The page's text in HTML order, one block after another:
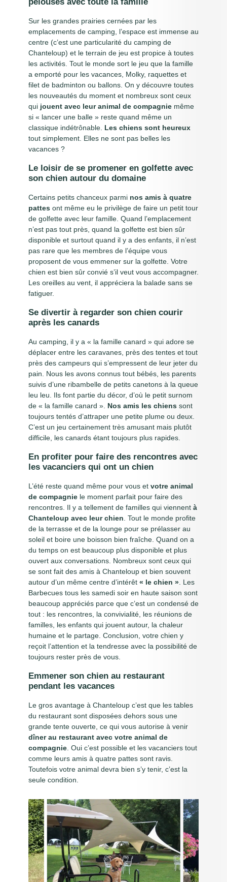
Sur les grandes prairies cernées par les
emplacements de camping, l’espace est immense au
centre (c’est une particularité du camping de
Chanteloup) et le terrain de jeu est propice à toutes
les activités. Tout le monde sort le jeu que la famille
a emporté pour les vacances, Molky, raquettes et
filet de badminton ou ballons. On y découvre toutes
les nouveautés du moment et nombreux sont ceux
qui jouent avec leur animal de compagnie même
si « lancer une balle » reste quand même un
classique indétrônable. Les chiens sont heureux
tout simplement. Elles ne sont pas belles les
vacances ?
Le loisir de se promener en golfette avec
son chien autour du domaine
Certains petits chanceux parmi nos amis à quatre
pattes ont même eu le privilège de faire un petit tour
de golfette avec leur famille. Quand l’emplacement
n’est pas tout près, quand la golfette est bien sûr
disponible et surtout quand il y a des enfants, il n’est
pas rare que les membres de l’équipe vous
proposent de vous emmener sur la golfette. Votre
chien est bien sûr convié s’il veut vous accompagner.
Les oreilles au vent, il appréciera la balade sans se
fatiguer.
Se divertir à regarder son chien courir
après les canards
Au camping, il y a « la famille canard » qui adore se
déplacer entre les caravanes, près des tentes et tout
près des campeurs qui s’empressent de leur jeter du
pain. Nous les avons connus tout bébés, les parents
suivis d’une ribambelle de petits canetons à la queue
leu leu. Ils font partie du décor, d’où le petit surnom
de « la famille canard ». Nos amis les chiens sont
toujours tentés d’attraper une petite plume ou deux.
C’est un jeu certainement très amusant mais plutôt
difficile, les canards étant toujours plus rapides.
En profiter pour faire des rencontres avec
les vacanciers qui ont un chien
L’été reste quand même pour vous et votre animal
de compagnie le moment parfait pour faire des
rencontres. Il y a tellement de familles qui viennent à
Chanteloup avec leur chien . Tout le monde profite
de la terrasse et de la lounge pour se prélasser au
soleil et boire une boisson bien fraîche. Quand on a
du temps on est beaucoup plus disponible et plus
ouvert aux conversations. Nombreux sont ceux qui
se sont fait des amis à Chanteloup et bien souvent
autour d’un même centre d’intérêt « le chien » . Les
Barbecues tous les samedi soir en haute saison sont
beaucoup appréciés parce que c’est un condensé de
tout : les rencontres, la convivialité, les réunions de
familles, les enfants qui jouent autour, la chaleur
humaine et le partage. Conclusion, votre chien y
reçoit l’attention et la tendresse avec la possibilité de
toujours rester près de vous.
Emmener son chien au restaurant
pendant les vacances
Le gros avantage à Chanteloup c’est que les tables
du restaurant sont disposées dehors sous une
grande tente ouverte, ce qui vous autorise à venir
dîner au restaurant avec votre animal de
compagnie . Oui c’est possible et les vacanciers tout
comme leurs amis à quatre pattes sont ravis.
Toutefois votre animal devra bien s’y tenir, c’est la
seule condition.